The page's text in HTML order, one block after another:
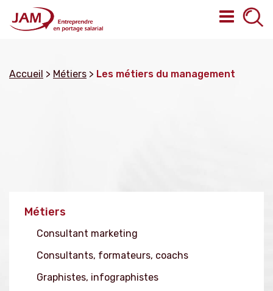
Accueil > Métiers > Les métiers du management
Métiers
Consultant marketing
Consultants, formateurs, coachs
Graphistes, infographistes